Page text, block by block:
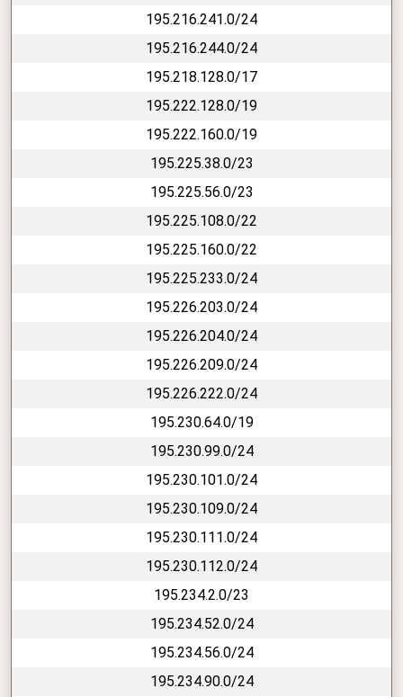
195.216.241.0/24
195.216.244.0/24
195.218.128.0/17
195.222.128.0/19
195.222.160.0/19
195.225.38.0/23
195.225.56.0/23
195.225.108.0/22
195.225.160.0/22
195.225.233.0/24
195.226.203.0/24
195.226.204.0/24
195.226.209.0/24
195.226.222.0/24
195.230.64.0/19
195.230.99.0/24
195.230.101.0/24
195.230.109.0/24
195.230.111.0/24
195.230.112.0/24
195.234.2.0/23
195.234.52.0/24
195.234.56.0/24
195.234.90.0/24